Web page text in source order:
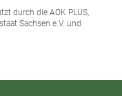
durch die AOK PLUS,
Sachsen e.V. und